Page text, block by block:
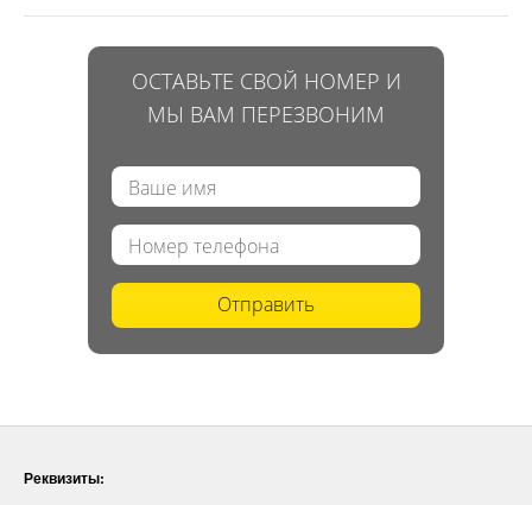
ОСТАВЬТЕ СВОЙ НОМЕР И
МЫ ВАМ ПЕРЕЗВОНИМ
Отправить
Реквизиты: